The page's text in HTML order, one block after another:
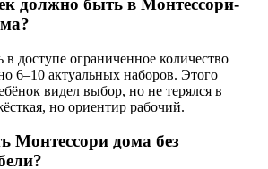
должно быть в Монтессори-
доступе ограниченное количество
6–10 актуальных наборов. Этого
видел выбор, но не терялся в
но ориентир рабочий.
Монтессори дома без